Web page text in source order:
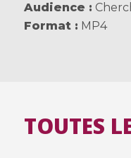
Audience
Format
MP4
TOUTES